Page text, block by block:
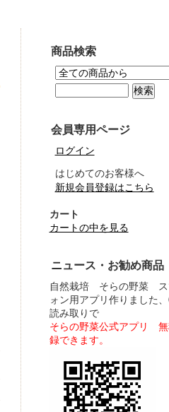
商品検索
会員専用ページ
ログイン
はじめてのお客様へ
新規会員登録はこちら
カート
カートの中を見る
ニュース・お勧め商品
自然栽培 そらの野菜 ス
ォン用アプリ作りました
読み取りで
そらの野菜公式アプリ 無
録できます。